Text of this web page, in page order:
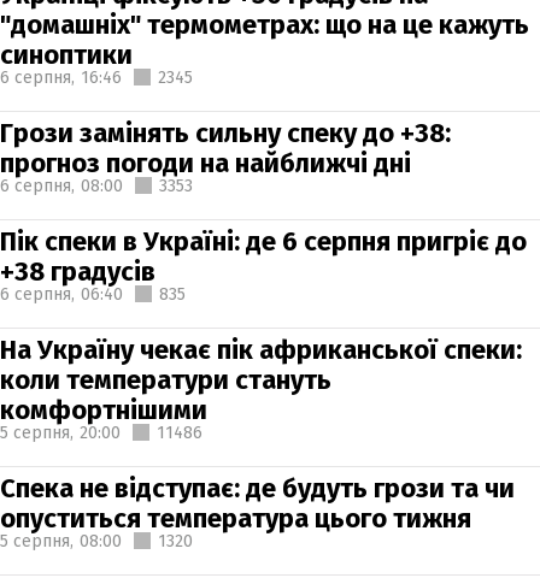
"домашніх" термометрах: що на це кажуть
синоптики
6 серпня, 16:46 2345
Грози замінять сильну спеку до +38:
прогноз погоди на найближчі дні
6 серпня, 08:00 3353
Пік спеки в Україні: де 6 серпня пригріє до
+38 градусів
6 серпня, 06:40 835
На Україну чекає пік африканської спеки:
коли температури стануть
комфортнішими
5 серпня, 20:00 11486
Спека не відступає: де будуть грози та чи
опуститься температура цього тижня
5 серпня, 08:00 1320